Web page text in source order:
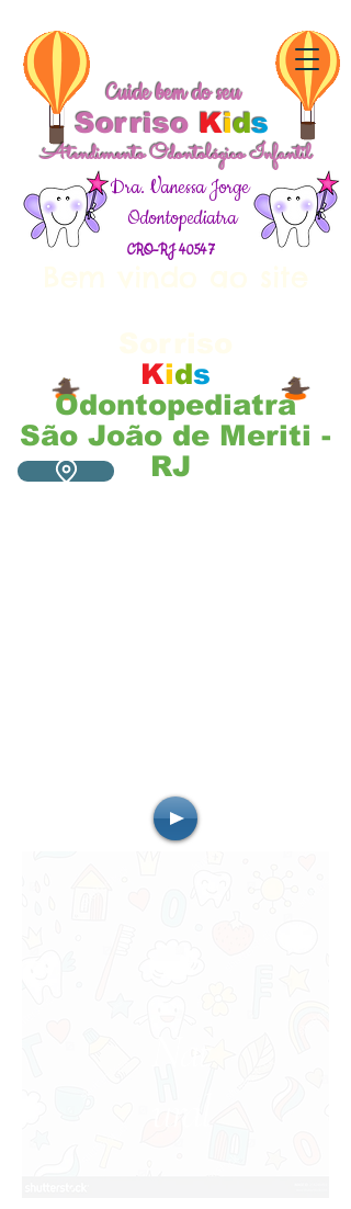
Cuide bem do seu
Sorriso Kids
Atendimento Odontológico Infantil
Dra. Vanessa Jorge
Odontopediatra
CRO-RJ 40547
Kids
Odontopediatra
São João de Meriti -
RJ